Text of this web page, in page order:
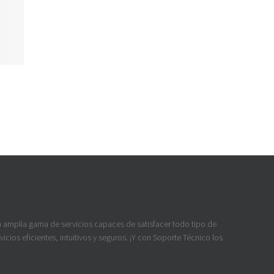
amplia gama de servicios capaces de satisfacer todo tipo de
eficientes, intuitivos y seguros. ¡Y con Soporte Técnico los